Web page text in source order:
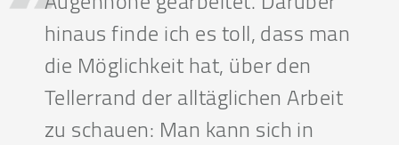
hinaus finde ich es toll, dass man
die Möglichkeit hat, über den
Tellerrand der alltäglichen Arbeit
zu schauen: Man kann sich in